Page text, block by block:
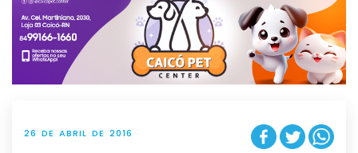
g
t
i
o
n
26 DE ABRIL DE 2016